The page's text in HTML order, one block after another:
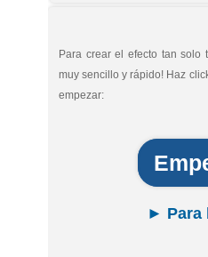
Para crear el efecto tan solo
muy sencillo y rápido! Haz
empezar:
► Para